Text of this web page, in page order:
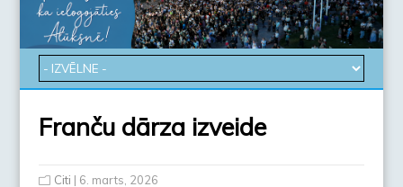
Franču dārza izveide
Citi | 6. marts, 2026